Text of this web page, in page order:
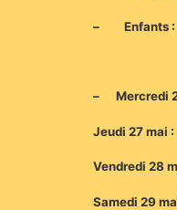
– Enfants :
– Mercredi
Jeudi 27 mai
Vendredi 28
Samedi 29